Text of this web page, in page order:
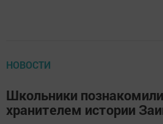
НОВОСТИ
Школьники
хранителем истории